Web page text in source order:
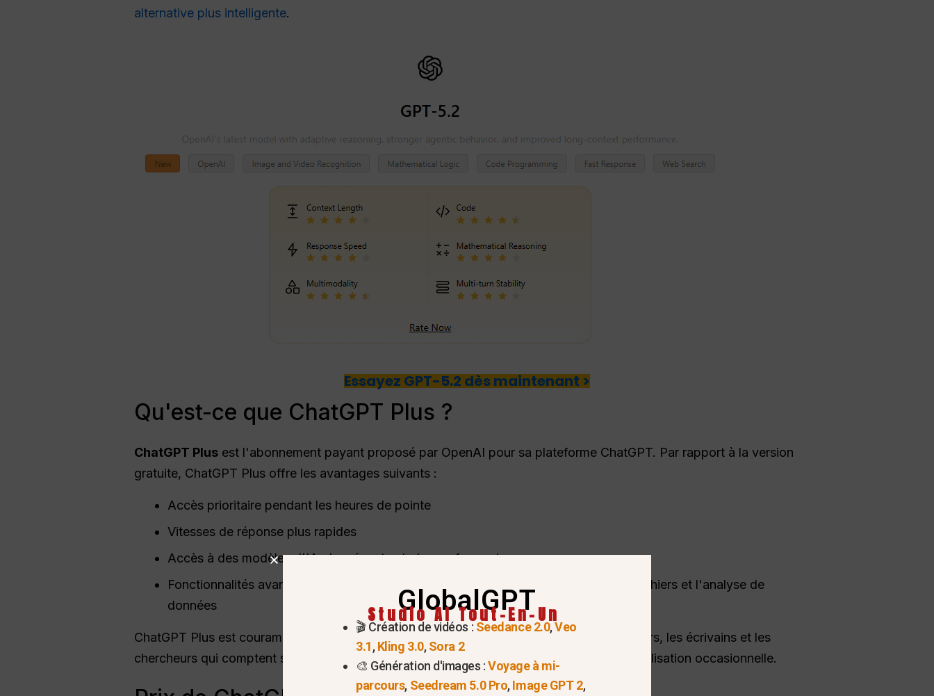
alternative plus intelligente.
Essayez GPT-5.2 dès maintenant >
Qu'est-ce que ChatGPT Plus ?
ChatGPT Plus est l'abonnement payant proposé par OpenAI pour sa plateforme ChatGPT. Par rapport à la version
gratuite, ChatGPT Plus offre les avantages suivants :
Accès prioritaire pendant les heures de pointe
Vitesses de réponse plus rapides
Accès à des modèles d'IA plus récents et plus performants
Fonctionnalités avancées telles que la génération d'images, le téléchargement de fichiers et l'analyse de
données
ChatGPT Plus est couramment utilisé par les étudiants, les professionnels, les développeurs, les écrivains et les
chercheurs qui comptent sur l'IA pour leur productivité quotidienne plutôt que pour une utilisation occasionnelle.
GlobalGPT
Studio AI Tout-En-Un
🎬 Création de vidéos : Seedance 2.0,Veo
3.1,Kling 3.0,Sora 2
🎨 Génération d'images :Voyage à mi-
parcours, Seedream 5.0 Pro,Image GPT 2,